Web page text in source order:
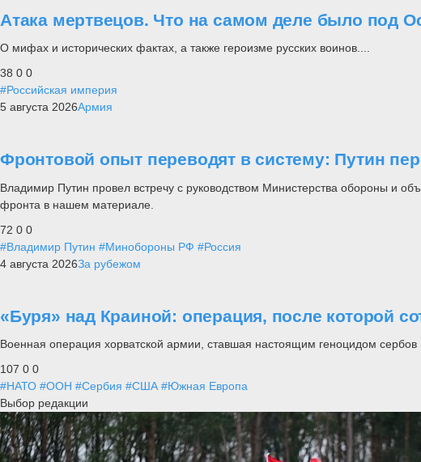
Атака мертвецов. Что на самом деле было под
О мифах и исторических фактах, а также героизме русских воинов....
38 0 0
#Российская империя
5 августа 2026Армия
Фронтовой опыт переводят в систему: Путин
Владимир Путин провел встречу с руководством Министерства обороны и
фронта в нашем материале.
72 0 0
#Владимир Путин #Минобороны РФ #Россия
4 августа 2026За рубежом
«Буря» над Краиной: операция, после которой
Военная операция хорватской армии, ставшая настоящим геноцидом сербов
107 0 0
#НАТО #ООН #Сербия #США #Южная Европа
Выбор редакции